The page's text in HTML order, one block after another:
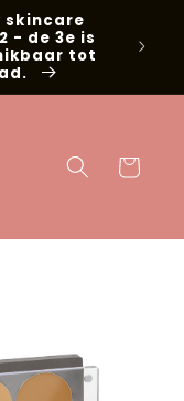
skincare
- de 3e is
tot